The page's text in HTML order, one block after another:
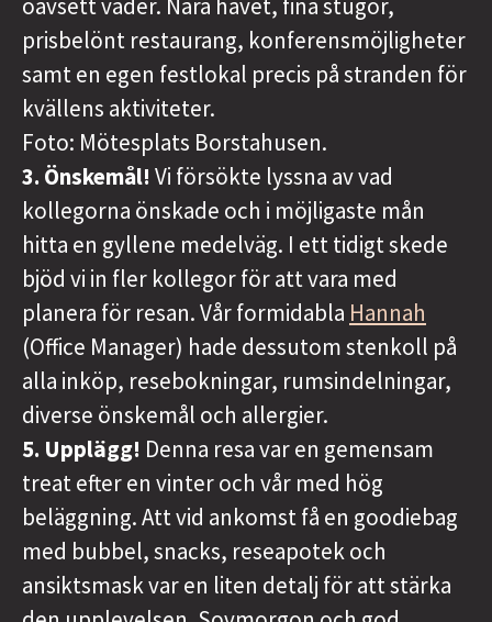
oavsett väder. Nära havet, fina stugor,
prisbelönt restaurang, konferensmöjligheter
samt en egen festlokal precis på stranden för
kvällens aktiviteter.
Foto: Mötesplats Borstahusen.
3. Önskemål! Vi försökte lyssna av vad
kollegorna önskade och i möjligaste mån
hitta en gyllene medelväg. I ett tidigt skede
bjöd vi in fler kollegor för att vara med
planera för resan. Vår formidabla Hannah
(Office Manager) hade dessutom stenkoll på
alla inköp, resebokningar, rumsindelningar,
diverse önskemål och allergier.
5. Upplägg! Denna resa var en gemensam
treat efter en vinter och vår med hög
beläggning. Att vid ankomst få en goodiebag
med bubbel, snacks, reseapotek och
ansiktsmask var en liten detalj för att stärka